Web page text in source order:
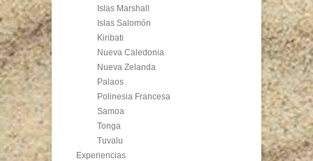
Islas Marshall
Islas Salomón
Kiribati
Nueva Caledonia
Nueva Zelanda
Palaos
Polinesia Francesa
Samoa
Tonga
Tuvalu
Experiencias